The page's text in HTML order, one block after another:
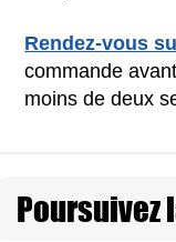
Rendez-vous
commande
moins de deux
Poursuivez